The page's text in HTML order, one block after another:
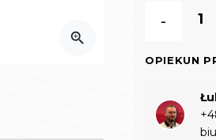
zoom_in
-
OPIEKUN